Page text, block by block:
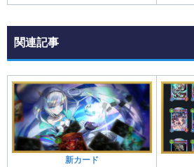
関連記事
新カード